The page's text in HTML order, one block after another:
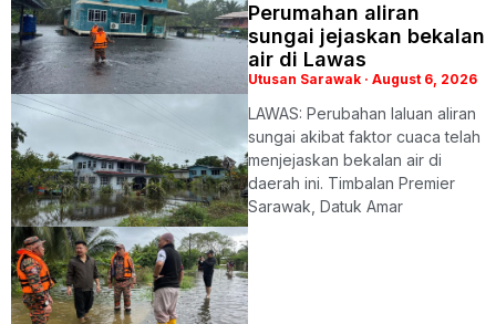
Perumahan aliran
sungai jejaskan bekalan
air di Lawas
Utusan Sarawak August 6, 2026
LAWAS: Perubahan laluan aliran
sungai akibat faktor cuaca telah
menjejaskan bekalan air di
daerah ini. Timbalan Premier
Sarawak, Datuk Amar